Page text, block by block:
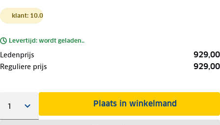
klant: 10.0
Levertijd: wordt geladen..
Ledenprijs 929,00
Reguliere prijs 929,00
Plaats in winkelmand